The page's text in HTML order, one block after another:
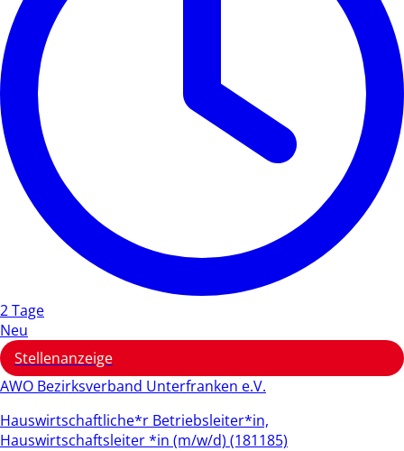
2 Tage
Neu
Stellenanzeige
AWO Bezirksverband Unterfranken e.V.
Hauswirtschaftliche*r Betriebsleiter*in,
Hauswirtschaftsleiter *in (m/w/d) (181185)